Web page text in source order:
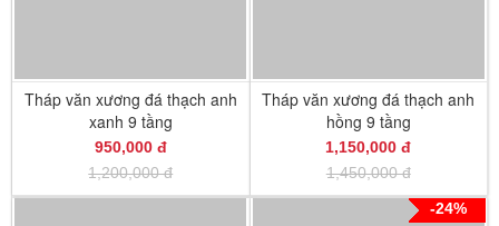
Tháp văn xương đá thạch anh
xanh 9 tầng
950,000 đ
1,200,000 đ
Tháp văn xương đá thạch anh
hồng 9 tầng
1,150,000 đ
1,450,000 đ
-24%